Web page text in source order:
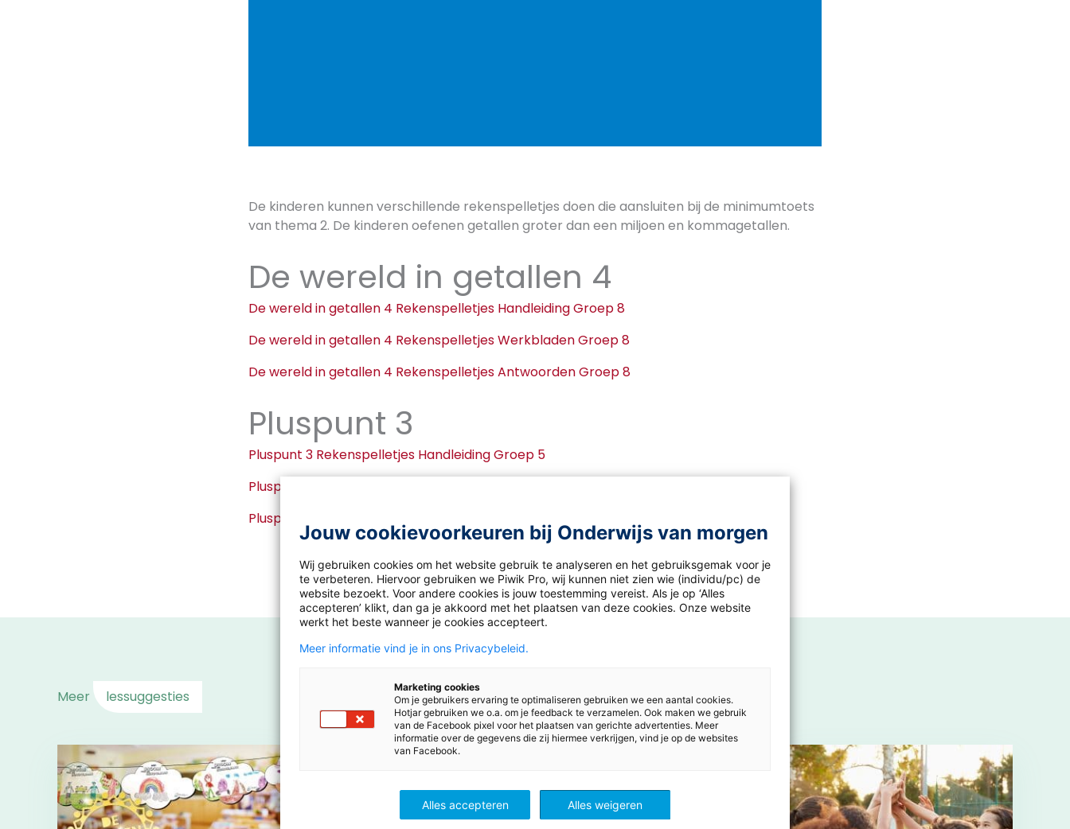
De kinderen kunnen verschillende rekenspelletjes doen die aansluiten bij de minimumtoets
van thema 2. De kinderen oefenen getallen groter dan een miljoen en kommagetallen.
De wereld in getallen 4
De wereld in getallen 4 Rekenspelletjes Handleiding Groep 8
De wereld in getallen 4 Rekenspelletjes Werkbladen Groep 8
De wereld in getallen 4 Rekenspelletjes Antwoorden Groep 8
Pluspunt 3
Pluspunt 3 Rekenspelletjes Handleiding Groep 5
Pluspunt 3 Rekenspelletjes Werkbladen Groep 5
Pluspunt 3 Rekenspelletjes Antwoorden Groep 5
Meer lessuggesties
Jouw cookievoorkeuren bij Onderwijs van morgen
Wij gebruiken cookies om het website gebruik te analyseren en het gebruiksgemak voor je
te verbeteren. Hiervoor gebruiken we Piwik Pro, wij kunnen niet zien wie (individu/pc) de
website bezoekt. Voor andere cookies is jouw toestemming vereist. Als je op ‘Alles
accepteren’ klikt, dan ga je akkoord met het plaatsen van deze cookies. Onze website
werkt het beste wanneer je cookies accepteert.
Meer informatie vind je in ons Privacybeleid.
Marketing cookies
Om je gebruikers ervaring te optimaliseren gebruiken we een aantal cookies.
Hotjar gebruiken we o.a. om je feedback te verzamelen. Ook maken we gebruik
van de Facebook pixel voor het plaatsen van gerichte advertenties. Meer
informatie over de gegevens die zij hiermee verkrijgen, vind je op de websites
van Facebook.
Alles accepteren Alles weigeren